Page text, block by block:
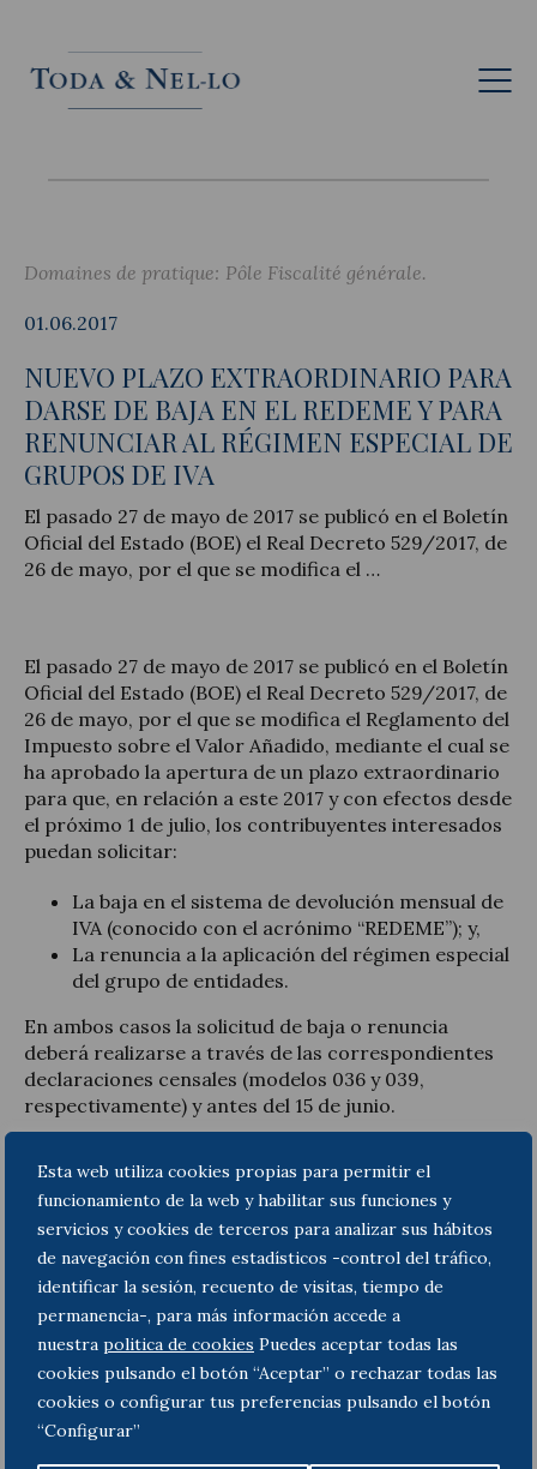
Esta web utiliza cookies propias para permitir el
funcionamiento de la web y habilitar sus funciones y
servicios y cookies de terceros para analizar sus hábitos
de navegación con fines estadísticos -control del tráfico,
identificar la sesión, recuento de visitas, tiempo de
permanencia-, para más información accede a
nuestra politica de cookies Puedes aceptar todas las
cookies pulsando el botón “Aceptar” o rechazar todas las
cookies o configurar tus preferencias pulsando el botón
“Configurar”
Actualité juridique
Nouvelles et articles
Domaines de pratique: Pôle Fiscalité générale
01.06.2017
NUEVO PLAZO EXTRAORDINARIO PARA
DARSE DE BAJA EN EL REDEME Y PARA
RENUNCIAR AL RÉGIMEN ESPECIAL DE
GRUPOS DE IVA
El pasado 27 de mayo de 2017 se publicó en el Boletín
Oficial del Estado (BOE) el Real Decreto 529/2017, de
26 de mayo, por el que se modifica el …
El pasado 27 de mayo de 2017 se publicó en el Boletín
Oficial del Estado (BOE) el Real Decreto 529/2017, de
26 de mayo, por el que se modifica el Reglamento del
Impuesto sobre el Valor Añadido, mediante el cual se
ha aprobado la apertura de un plazo extraordinario
para que, en relación a este 2017 y con efectos desde
el próximo 1 de julio, los contribuyentes interesados
puedan solicitar:
La baja en el sistema de devolución mensual de
IVA (conocido con el acrónimo “REDEME”); y,
La renuncia a la aplicación del régimen especial
del grupo de entidades.
En ambos casos la solicitud de baja o renuncia
deberá realizarse a través de las correspondientes
declaraciones censales (modelos 036 y 039,
respectivamente) y antes del 15 de junio.
529/2017, de 26 de mayo,aquí .
Suivant
Précédent